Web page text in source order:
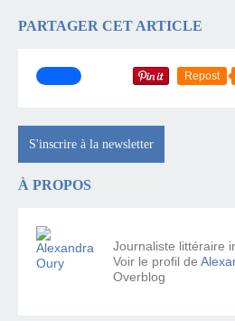
PARTAGER CET ARTICLE
Repost
S'inscrire à la newsletter
À PROPOS
Journaliste littéraire
Voir le profil de
Overblog